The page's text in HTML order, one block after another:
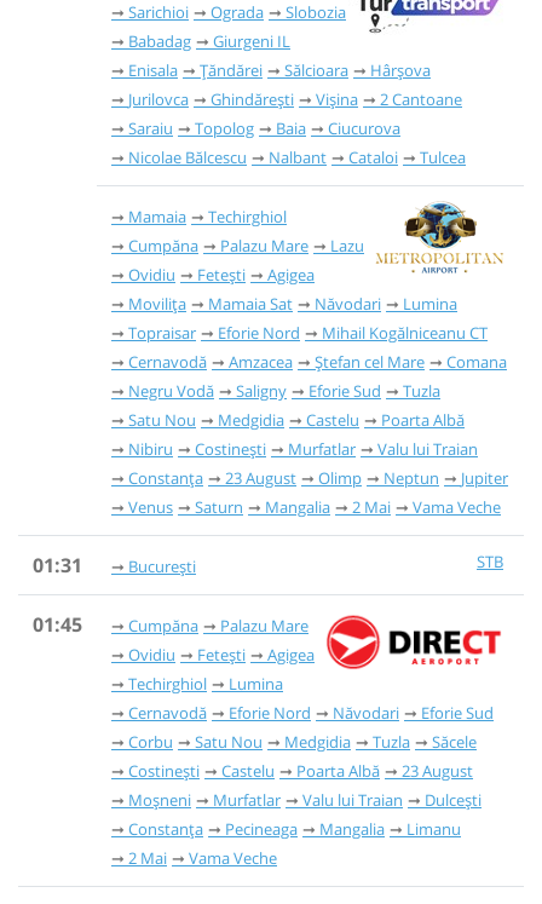
Sarichioi
Ograda
Slobozia
Babadag
Giurgeni IL
Enisala
Țăndărei Sălcioara
Hârșova
Jurilovca
Ghindărești Vișina
2 Cantoane
Saraiu
Topolog Baia
Ciucurova
Nicolae Bălcescu
Nalbant Cataloi Tulcea
Mamaia
Techirghiol
Cumpăna
Palazu Mare
Lazu
Ovidiu
Fetești
Agigea
Movilița
Mamaia Sat Năvodari
Lumina
Topraisar
Eforie Nord
Mihail Kogălniceanu CT
Cernavodă
Amzacea Ștefan cel Mare
Comana
Negru Vodă
Saligny Eforie Sud
Tuzla
Satu Nou
Medgidia Castelu
Poarta Albă
Nibiru
Costinești Murfatlar
Valu lui Traian
Constanța
23 August Olimp Neptun
Jupiter
Venus
Saturn Mangalia 2 Mai Vama Veche
01:31 STB
București
01:45 Cumpăna
Palazu Mare
Ovidiu
Fetești
Agigea
Techirghiol
Lumina
Cernavodă
Eforie Nord Năvodari
Eforie Sud
Corbu
Satu Nou Medgidia Tuzla
Săcele
Costinești
Castelu Poarta Albă
23 August
Moșneni
Murfatlar Valu lui Traian
Dulcești
Constanța
Pecineaga Mangalia
Limanu
2 Mai
Vama Veche